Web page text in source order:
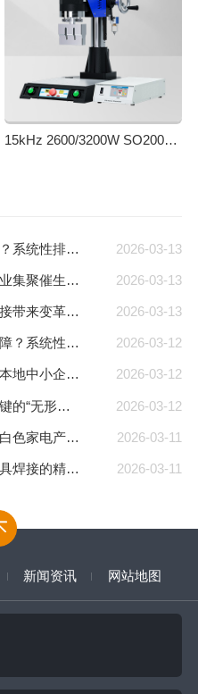
15kHz 2600/3200W SO2000 Easy 声峰超声波焊接机 数字 圆立柱 蓝色
2026-03-13
灵高超声波焊接机换能器故障？系统性排查与专业解决方案
2026-03-13
致邳州超声波焊接机厂家：产业集聚催生新机遇，声峰源头工厂邀您抱团发展
2026-03-13
声峰超声波焊接如何为水泵焊接带来变革性优势
2026-03-12
杜肯超声波焊接机通讯接口故障？系统性排查与专业解决方案
2026-03-12
宣城超声波焊接机厂家，服务本地中小企业集群，声峰ODM贴牌助您轻装上阵
2026-03-12
声峰超声波焊接：赋能防水按键的“无形护盾”
2026-03-11
合肥超声波焊接机厂家注意：白色家电产业升级，声峰源头工厂诚邀加盟
2026-03-11
声峰超声波焊接刀柄：革新刀具焊接的精密工艺
新闻资讯 网站地图